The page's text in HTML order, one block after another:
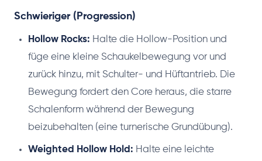
Schwieriger (Progression)
Hollow Rocks: Halte die Hollow-Position und
füge eine kleine Schaukelbewegung vor und
zurück hinzu, mit Schulter- und Hüftantrieb. Die
Bewegung fordert den Core heraus, die starre
Schalenform während der Bewegung
beizubehalten (eine turnerische Grundübung).
Weighted Hollow Hold: Halte eine leichte